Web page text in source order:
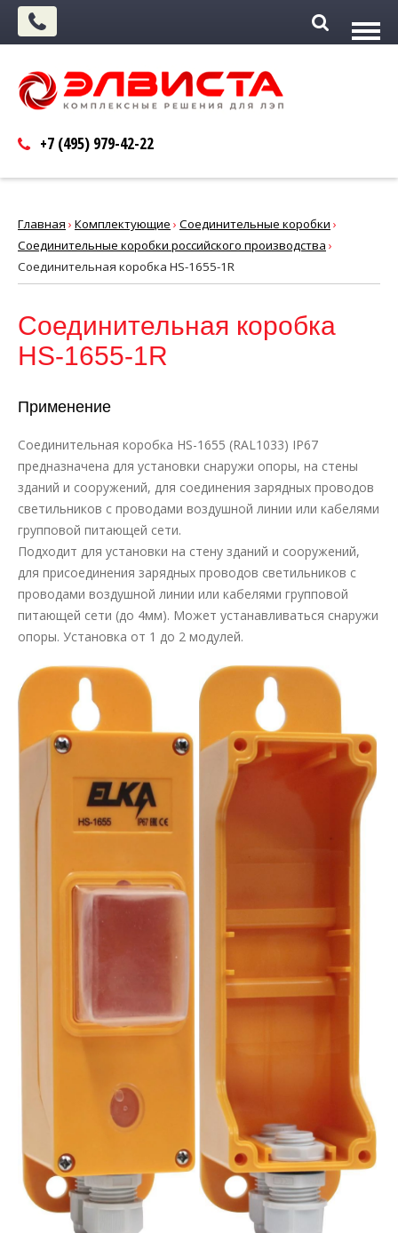
+7 (495) 979-42-22
Главная › Комплектующие › Соединительные коробки ›
Соединительные коробки российского производства ›
Соединительная коробка HS-1655-1R
Соединительная коробка
HS-1655-1R
Применение
Соединительная коробка HS-1655 (RAL1033) IP67
предназначена для установки снаружи опоры, на стены
зданий и сооружений, для соединения зарядных проводов
светильников с проводами воздушной линии или кабелями
групповой питающей сети.
Подходит для установки на стену зданий и сооружений,
для присоединения зарядных проводов светильников с
проводами воздушной линии или кабелями групповой
питающей сети (до 4мм). Может устанавливаться снаружи
опоры. Установка от 1 до 2 модулей.